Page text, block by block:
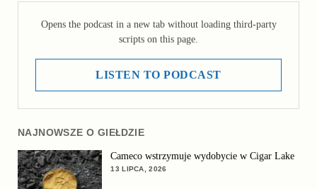
Opens the podcast in a new tab without loading third-party
scripts on this page.
LISTEN TO PODCAST
NAJNOWSZE O GIEŁDZIE
Cameco wstrzymuje wydobycie w Cigar Lake
13 LIPCA, 2026